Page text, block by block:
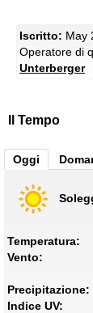
Iscritto: May
Operatore di
Unterberger
Il Tempo
Oggi
Temperatura:
Vento:
Precipitazione:
Indice UV: